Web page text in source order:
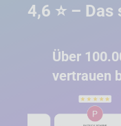
4,6 ⭐ –
Über 100.000
vertrauen